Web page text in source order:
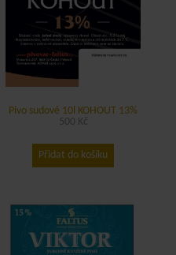
Pivo sudové 10l KOHOUT 13%
500 Kč
Přidat do košíku